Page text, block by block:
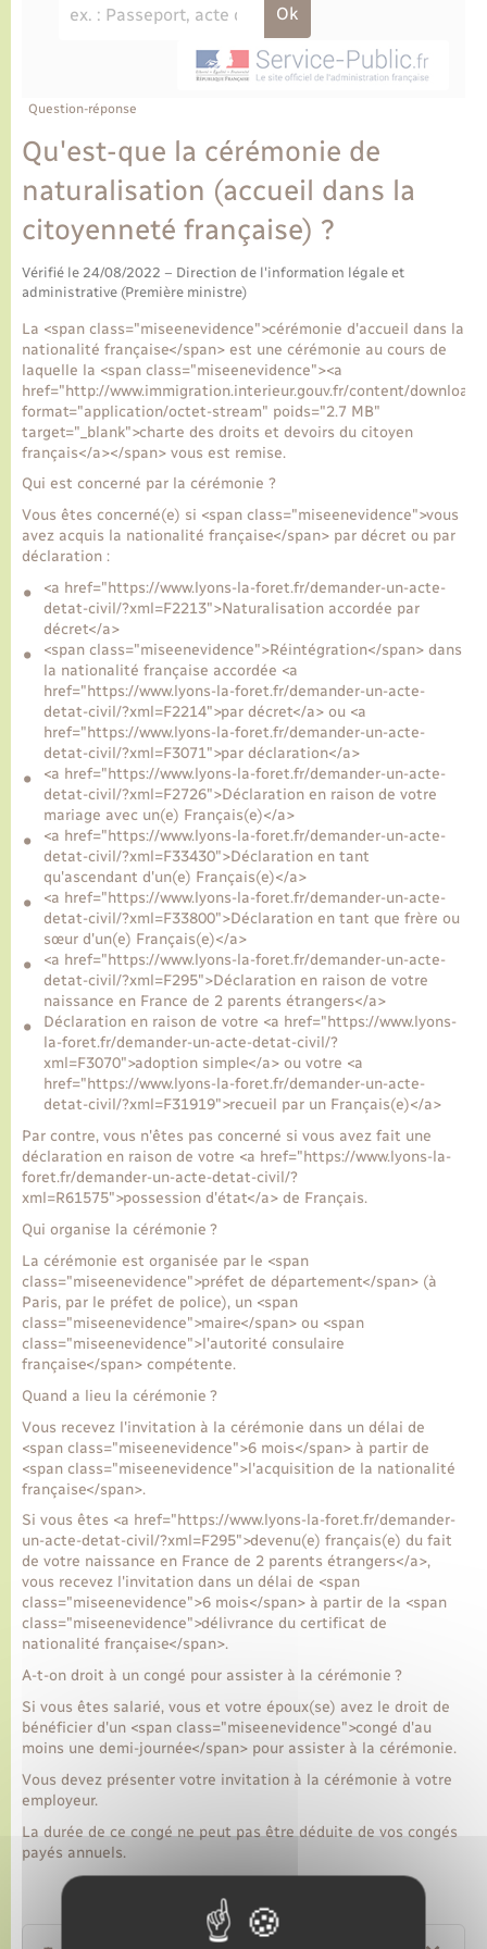
Bulletins d'informations communales
Le personnel municipal
Comment venir à Lyons-la-Forêt
Plan interactif
Présentation de la commune
Histoire et patrimoine
L’intercommunalité
Permis de détention de chien
Social
CIDFF
Etat-civil - Papiers - Citoyenneté
Logement - Urbanisme
Loisirs
Marchés de Lyons-la-Forêt
Nouvel habitant
Numérique et services - accompagnement
Organisation d’événement
Seniors
Transports
Transports scolaires
Voirie et espace public
Travaux - Autorisation d’occupation de l’espace
Question-réponse
Qu'est-que la cérémonie de
naturalisation (accueil dans la
citoyenneté française) ?
Vérifié le 24/08/2022 – Direction de l'information légale et
administrative (Première ministre)
La <span class="miseenevidence">cérémonie d'accueil dans la
nationalité française</span> est une cérémonie au cours de
laquelle la <span class="miseenevidence"><a
href="http://www.immigration.interieur.gouv.fr/content/
format="application/octet-stream" poids="2.7 MB"
target="_blank">charte des droits et devoirs du citoyen
français</a></span> vous est remise.
Qui est concerné par la cérémonie ?
Vous êtes concerné(e) si <span class="miseenevidence">vous
avez acquis la nationalité française</span> par décret ou par
déclaration :
<a href="https://www.lyons-la-foret.fr/demander-un-acte-
detat-civil/?xml=F2213">Naturalisation accordée par
décret</a>
<span class="miseenevidence">Réintégration</span> dans
la nationalité française accordée <a
href="https://www.lyons-la-foret.fr/demander-un-acte-
detat-civil/?xml=F2214">par décret</a> ou <a
href="https://www.lyons-la-foret.fr/demander-un-acte-
detat-civil/?xml=F3071">par déclaration</a>
<a href="https://www.lyons-la-foret.fr/demander-un-acte-
detat-civil/?xml=F2726">Déclaration en raison de votre
mariage avec un(e) Français(e)</a>
<a href="https://www.lyons-la-foret.fr/demander-un-acte-
detat-civil/?xml=F33430">Déclaration en tant
qu'ascendant d'un(e) Français(e)</a>
<a href="https://www.lyons-la-foret.fr/demander-un-acte-
detat-civil/?xml=F33800">Déclaration en tant que frère ou
sœur d'un(e) Français(e)</a>
<a href="https://www.lyons-la-foret.fr/demander-un-acte-
detat-civil/?xml=F295">Déclaration en raison de votre
naissance en France de 2 parents étrangers</a>
Déclaration en raison de votre <a href="https://www.lyons-
la-foret.fr/demander-un-acte-detat-civil/?
xml=F3070">adoption simple</a> ou votre <a
href="https://www.lyons-la-foret.fr/demander-un-acte-
detat-civil/?xml=F31919">recueil par un Français(e)</a>
Par contre, vous n'êtes pas concerné si vous avez fait une
déclaration en raison de votre <a href="https://www.lyons-la-
foret.fr/demander-un-acte-detat-civil/?
xml=R61575">possession d'état</a> de Français.
Qui organise la cérémonie ?
La cérémonie est organisée par le <span
class="miseenevidence">préfet de département</span> (à
Paris, par le préfet de police), un <span
class="miseenevidence">maire</span> ou <span
class="miseenevidence">l'autorité consulaire
française</span> compétente.
Quand a lieu la cérémonie ?
Vous recevez l'invitation à la cérémonie dans un délai de
<span class="miseenevidence">6 mois</span> à partir de
<span class="miseenevidence">l'acquisition de la nationalité
française</span>.
Si vous êtes <a href="https://www.lyons-la-foret.fr/demander-
un-acte-detat-civil/?xml=F295">devenu(e) français(e) du fait
de votre naissance en France de 2 parents étrangers</a>,
vous recevez l'invitation dans un délai de <span
class="miseenevidence">6 mois</span> à partir de la <span
class="miseenevidence">délivrance du certificat de
nationalité française</span>.
A-t-on droit à un congé pour assister à la cérémonie ?
Si vous êtes salarié, vous et votre époux(se) avez le droit de
bénéficier d'un <span class="miseenevidence">congé d'au
moins une demi-journée</span> pour assister à la cérémonie.
Vous devez présenter votre invitation à la cérémonie à votre
employeur.
La durée de ce congé ne peut pas être déduite de vos congés
payés annuels.